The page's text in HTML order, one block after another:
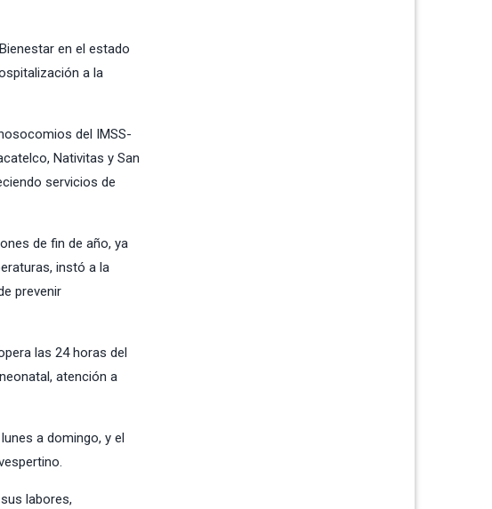
en el estado
a la
del IMSS-
Nativitas y San
servicios de
de fin de año, ya
instó a la
prevenir
las 24 horas del
atención a
a domingo, y el
labores,